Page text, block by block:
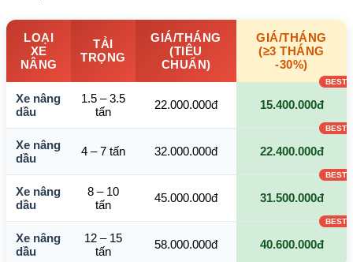
LOẠI
XE
NÂNG
TẢI
TRỌNG
GIÁ/THÁNG
(TIÊU
CHUẨN)
GIÁ/THÁNG
(≥3 THÁNG
-30%)
Xe nâng
dầu
1.5 – 3.5
tấn
22.000.000đ 15.400.000đ
Xe nâng
dầu
4 – 7 tấn 32.000.000đ 22.400.000đ
Xe nâng
dầu
8 – 10
tấn
45.000.000đ 31.500.000đ
Xe nâng
dầu
12 – 15
tấn
58.000.000đ 40.600.000đ